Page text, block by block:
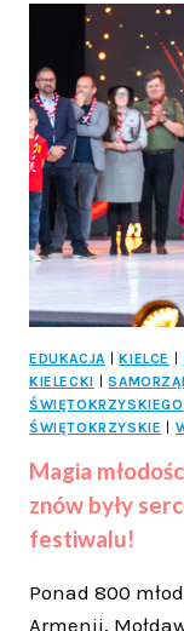
EDUKACJA | KIELCE |
KIELECKI |
ŚWIĘTOKRZYSKIEGO
ŚWIĘTOKRZYSKIE |
Magia
znów były
festiwalu!
Ponad 800
Armenii,